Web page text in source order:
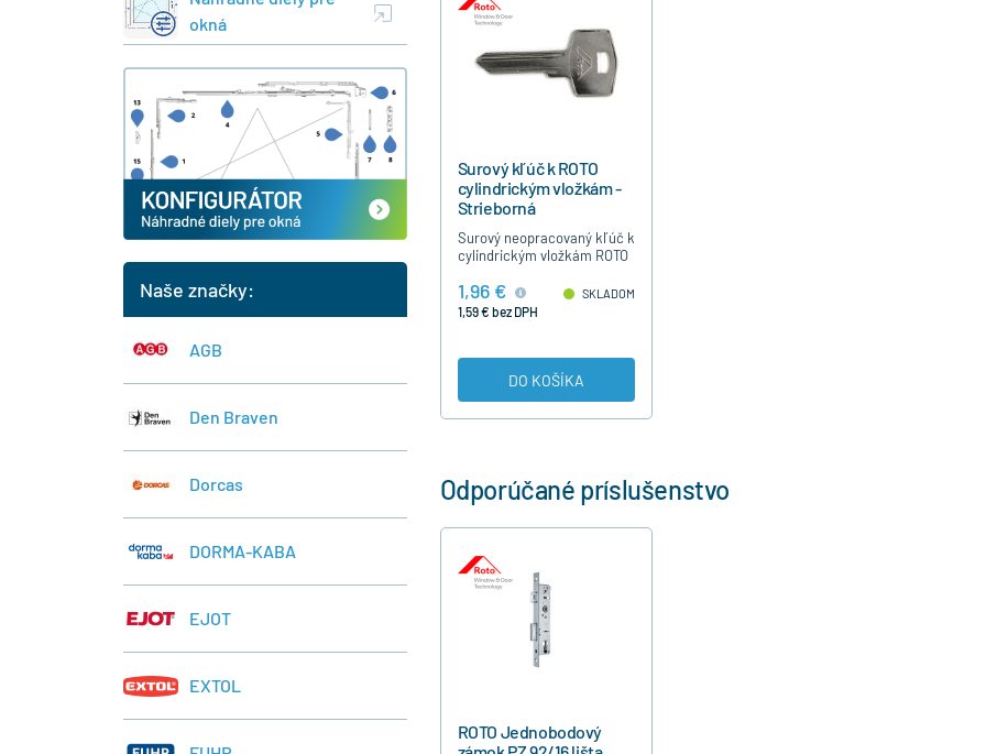
Surový kľúč k ROTO
cylindrickým vložkám -
Strieborná
Surový neopracovaný kľúč k
cylindrickým vložkám ROTO
1,96 €
1,59 € bez DPH
SKLADOM
DO KOŠÍKA
Odporúčané príslušenstvo
ROTO Jednobodový
okná
Naše značky:
AGB
Den Braven
Dorcas
DORMA-KABA
EJOT
EXTOL